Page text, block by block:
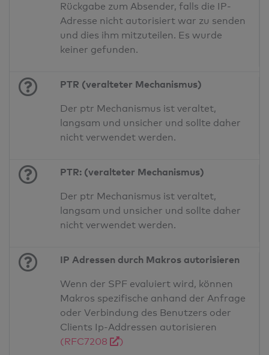
Rückgabe zum Absender, falls die IP-
Adresse nicht autorisiert war zu senden
und dies ihm mitzuteilen. Es wurde
keiner gefunden.
PTR (veralteter Mechanismus)
Der ptr Mechanismus ist veraltet,
langsam und unsicher und sollte daher
nicht verwendet werden.
PTR: (veralteter Mechanismus)
Der ptr Mechanismus ist veraltet,
langsam und unsicher und sollte daher
nicht verwendet werden.
IP Adressen durch Makros autorisieren
Wenn der SPF evaluiert wird, können
Makros spezifische anhand der Anfrage
oder Verbindung des Benutzers oder
Clients Ip-Addressen autorisieren
(RFC7208
)